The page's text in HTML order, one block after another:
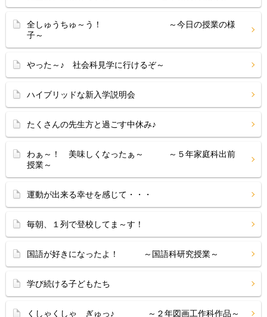
全しゅうちゅ～う！ ～今日の授業の様
子～
やった～♪ 社会科見学に行けるぞ～
ハイブリッドな新入学説明会
たくさんの先生方と過ごす中休み♪
わぁ～！ 美味しくなったぁ～ ～５年家庭科出前
授業～
運動が出来る幸せを感じて・・・
毎朝、１列で登校してま～す！
国語が好きになったよ！ ～国語科研究授業～
学び続ける子どもたち
くしゃくしゃ ぎゅっ♪ ～２年図画工作科作品～